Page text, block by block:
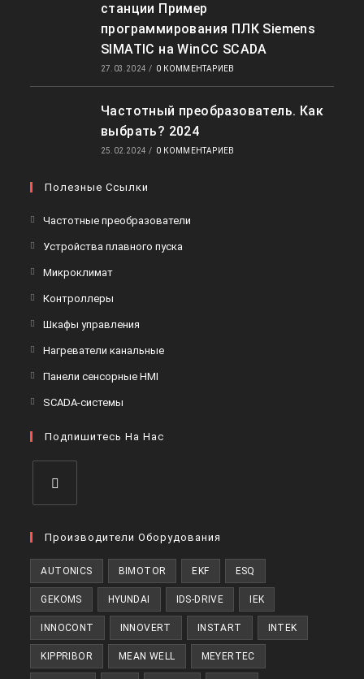
станции Пример
программирования ПЛК Siemens
SIMATIC на WinCC SCADA
27.03.2024 / 0 КОММЕНТАРИЕВ
Частотный преобразователь. Как
выбрать? 2024
25.02.2024 / 0 КОММЕНТАРИЕВ
Полезные Ссылки
Частотные преобразователи
Устройства плавного пуска
МикроклиматОткроется
вкладке
Контроллеры
вкладке
Шкафы управления
вкладке
Нагреватели канальныеОткроется
Панели сенсорные HMI
вкладке
SCADA-системы
новой
Подпишитесь На Нас
в
вкладке
Производители Оборудования
AUTONICS BIMOTOR EKF ESQ
GEKOMS HYUNDAI IDS-DRIVE IEK
INNOCONT INNOVERT INSTART INTEK
KIPPRIBOR MEAN WELL MEYERTEC